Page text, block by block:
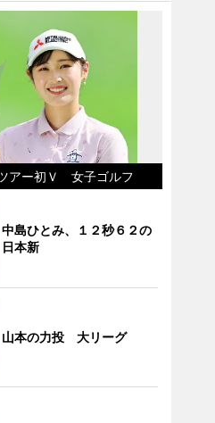
アー初Ｖ 女子ゴルフ
中島ひとみ、１２秒６２の
日本新
山本の力投 大リーグ